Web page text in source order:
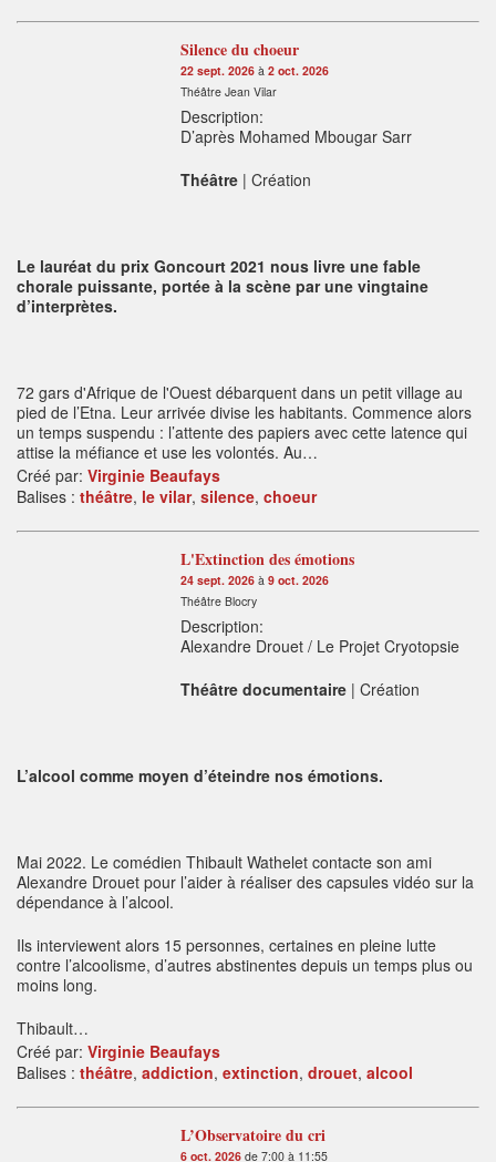
Silence du choeur
22 sept. 2026à 2 oct. 2026
Théâtre Jean Vilar
Description:
D’après Mohamed Mbougar Sarr
Théâtre| Création
Le lauréat du prix Goncourt 2021 nous livre une fable
chorale puissante, portée à la scène par une vingtaine
d’interprètes.
72 gars d'Afrique de l'Ouest débarquent dans un petit village au
pied de l’Etna. Leur arrivée divise les habitants. Commence alors
un temps suspendu : l’attente des papiers avec cette latence qui
attise la méfiance et use les volontés. Au…
Créé par: Virginie Beaufays
Balises : théâtre, le vilar, silence, choeur
L'Extinction des émotions
24 sept. 2026à 9 oct. 2026
Théâtre Blocry
Description:
Alexandre Drouet / Le Projet Cryotopsie
Théâtre documentaire| Création
L’alcool comme moyen d’éteindre nos émotions.
Mai 2022. Le comédien Thibault Wathelet contacte son ami
Alexandre Drouet pour l’aider à réaliser des capsules vidéo sur la
dépendance à l’alcool.
Ils interviewent alors 15 personnes, certaines en pleine lutte
contre l’alcoolisme, d’autres abstinentes depuis un temps plus ou
moins long.
Thibault…
Créé par: Virginie Beaufays
Balises : théâtre, addiction, extinction, drouet, alcool
L’Observatoire du cri
6 oct. 2026de 7:00 à 11:55